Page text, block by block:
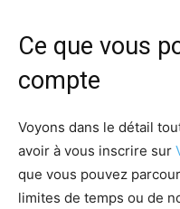
Ce que vous
compte
Voyons dans le détail
avoir à vous inscrire sur
que vous pouvez
limites de temps ou de